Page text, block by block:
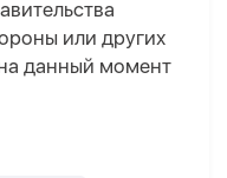
или других
данный момент